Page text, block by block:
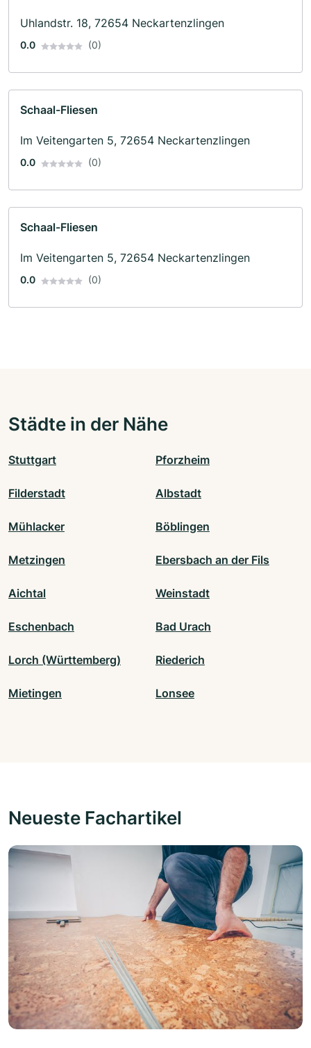
Uhlandstr. 18, 72654 Neckartenzlingen
0.0 (0)
Schaal-Fliesen
Im Veitengarten 5, 72654 Neckartenzlingen
0.0 (0)
Schaal-Fliesen
Im Veitengarten 5, 72654 Neckartenzlingen
0.0 (0)
Städte in der Nähe
Stuttgart Pforzheim
Filderstadt Albstadt
Mühlacker Böblingen
Metzingen Ebersbach an der Fils
Aichtal Weinstadt
Eschenbach Bad Urach
Lorch (Württemberg) Riederich
Mietingen Lonsee
Neueste Fachartikel